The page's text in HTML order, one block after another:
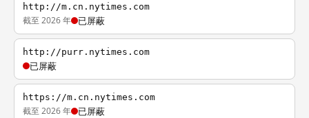
http://m.cn.nytimes.com
截至 2026 年 已屏蔽
http://purr.nytimes.com
已屏蔽
https://m.cn.nytimes.com
截至 2026 年 已屏蔽